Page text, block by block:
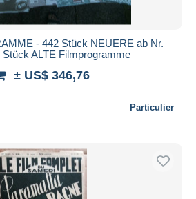
- 442 Stück NEUERE ab Nr.
Stück ALTE Filmprogramme
± US$ 346,76
Particulier